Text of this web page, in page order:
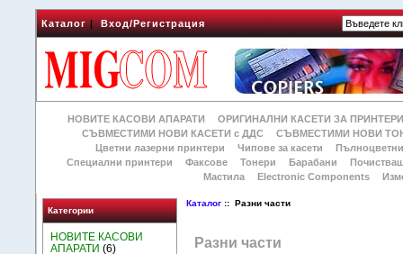
Каталог|Вход/Регистрация
НОВИТЕ КАСОВИ АПАРАТИ
ОРИГИНАЛНИ КАСЕТИ ЗА
СЪВМЕСТИМИ НОВИ КАСЕТИ с ДДС
СЪВМЕСТИМИ НОВИ
Цветни лазерни принтери
Чипове за касети
Специални принтери
Факсове Тонери Барабани
Мастила
Electronic Components
Категории
НОВИТЕ КАСОВИ
АПАРАТИ (6)
Каталог :: Разни части
Разни части